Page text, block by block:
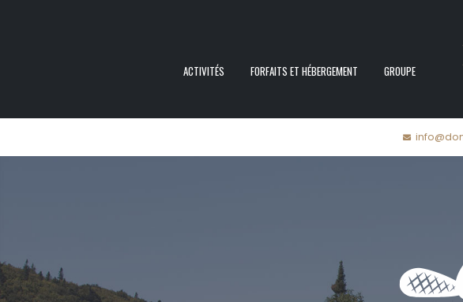
ACTIVITÉS FORFAITS ET HÉBERGEMENT GROUPE